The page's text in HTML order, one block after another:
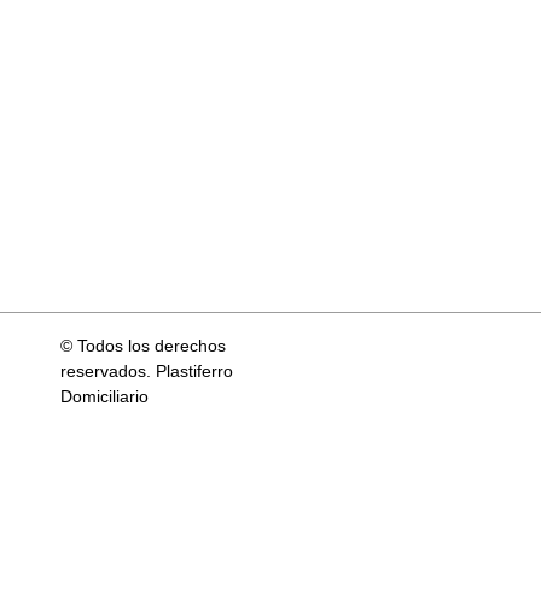
© Todos los derechos
reservados. Plastiferro
Domiciliario